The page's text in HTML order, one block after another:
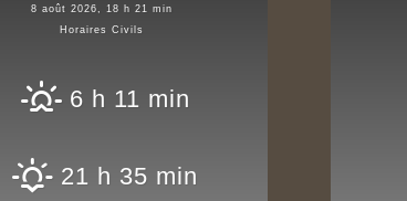
8 août 2026, 18 h 21 min
Horaires Civils
6 h 11 min
21 h 35 min